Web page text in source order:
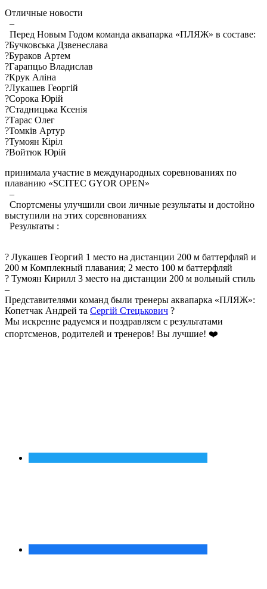
Отличные новости
–
Перед Новым Годом команда аквапарка «ПЛЯЖ» в составе:
?Бучковська Дзвенеслава
?Бураков Артем
?Гарапцьо Владислав
?Крук Аліна
?Лукашев Георгій
?Сорока Юрій
?Стадницька Ксенія
?Тарас Олег
?Томків Артур
?Тумоян Кіріл
?Войтюк Юрій
принимала участие в международных соревнованиях по
плаванию «SCITEC GYOR OPEN»
–
Спортсмены улучшили свои личные результаты и достойно
выступили на этих соревнованиях
Результаты :
? Лукашев Георгий 1 место на дистанции 200 м баттерфляй и
200 м Комплекный плавания; 2 место 100 м баттерфляй
? Тумоян Кирилл 3 место на дистанции 200 м вольный стиль
–
Представителями команд были тренеры аквапарка «ПЛЯЖ»:
Копетчак Андрей та Сергій Стецькович ?
Мы искренне радуемся и поздравляем с результатами
спортсменов, родителей и тренеров! Вы лучшие! ❤️